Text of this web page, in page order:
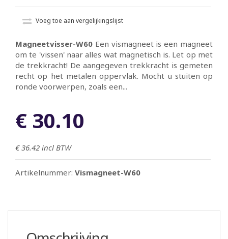
Voeg toe aan vergelijkingslijst
Magneetvisser-W60 Een vismagneet is een magneet
om te 'vissen' naar alles wat magnetisch is. Let op met
de trekkracht! De aangegeven trekkracht is gemeten
recht op het metalen oppervlak. Mocht u stuiten op
ronde voorwerpen, zoals een...
€ 30.10
€ 36.42 incl BTW
Artikelnummer: Vismagneet-W60